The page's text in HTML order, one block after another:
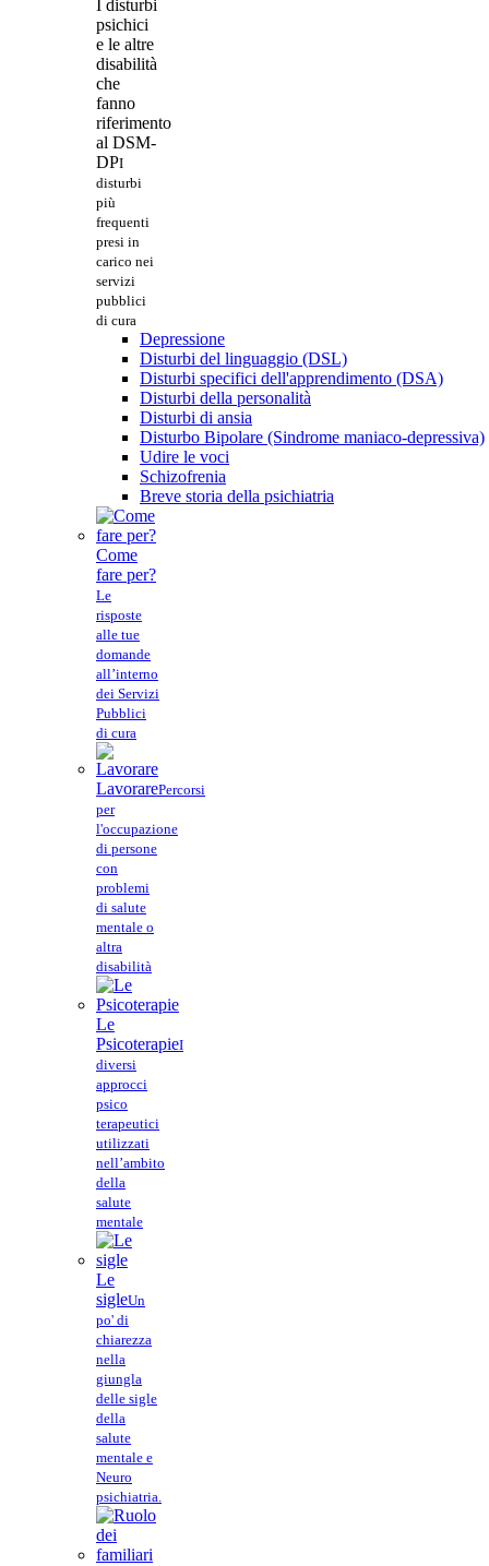
I disturbi
psichici
e le altre
disabilità
che
fanno
riferimento
al DSM-
DPI
disturbi
più
frequenti
presi in
carico nei
servizi
pubblici
di cura
Depressione
Disturbi del linguaggio (DSL)
Disturbi specifici dell'apprendimento (DSA)
Disturbi della personalità
Disturbi di ansia
Disturbo Bipolare (Sindrome maniaco-depressiva)
Udire le voci
Schizofrenia
Breve storia della psichiatria
Come
fare per?
Le
risposte
alle tue
domande
all’interno
dei Servizi
Pubblici
di cura
LavorarePercorsi
per
l'occupazione
di persone
con
problemi
di salute
mentale o
altra
disabilità
Le
PsicoterapieI
diversi
approcci
psico
terapeutici
utilizzati
nell’ambito
della
salute
mentale
Le
sigleUn
po' di
chiarezza
nella
giungla
delle sigle
della
salute
mentale e
Neuro
psichiatria.